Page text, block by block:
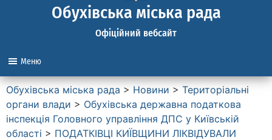
Обухівська міська рада
Офіційний вебсайт
Меню
Обухівська міська рада > Новини > Територіальні
органи влади > Обухівська державна податкова
інспекція Головного управління ДПС у Київській
області > ПОДАТКІВЦІ КИЇВЩИНИ ЛІКВІДУВАЛИ